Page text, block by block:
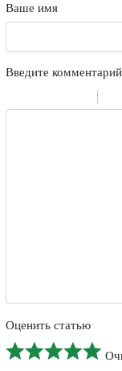
Ваше имя
Введите комментарий
-
-
Оценить статью